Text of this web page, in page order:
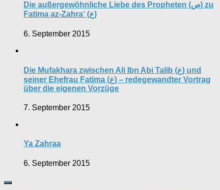
Die außergewöhnliche Liebe des Propheten (ص) zu
Fatima az-Zahra‘ (ع)
6. September 2015
Die Mufakhara zwischen Ali Ibn Abi Talib (ع) und
seiner Ehefrau Fatima (ع) – redegewandter Vortrag
über die eigenen Vorzüge
7. September 2015
Ya Zahraa
6. September 2015